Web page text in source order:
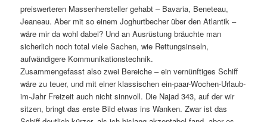
preiswerteren Massenhersteller gehabt – Bavaria, Beneteau,
Jeaneau. Aber mit so einem Joghurtbecher über den Atlantik –
wäre mir da wohl dabei? Und an Ausrüstung bräuchte man
sicherlich noch total viele Sachen, wie Rettungsinseln,
aufwändigere Kommunikationstechnik.
Zusammengefasst also zwei Bereiche – ein vernünftiges Schiff
wäre zu teuer, und mit einer klassischen ein-paar-Wochen-Urlaub-
im-Jahr Freizeit auch nicht sinnvoll. Die Najad 343, auf der wir
sitzen, bringt das erste Bild etwas ins Wanken. Zwar ist das